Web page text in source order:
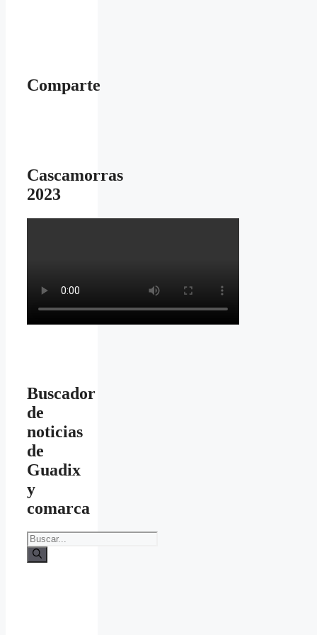
Comparte
Cascamorras
2023
Buscador
de
noticias
de
Guadix
y
comarca
Buscar: